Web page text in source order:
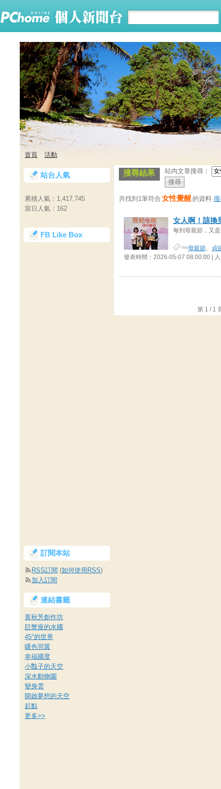
首頁 活動
搜尋結果 站內文章搜尋：
共找到1筆符合 女性覺醒 的資料
女人啊！該換
每到母親節，又
母親節
貞
發表時間：2026-05-07 08:00:00 |
第 1 /
站台人氣
累積人氣： 1,417,745
當日人氣： 162
FB Like Box
訂閱本站
RSS訂閱 (如何使用RSS)
加入訂閱
連結書籤
黃秋芳創作坊
巨蟹座的水國
45°的世界
曙色羽翼
幸福國度
小豔子的天空
深水動物園
變身雲
開啟夢想的天空
起點
更多>>